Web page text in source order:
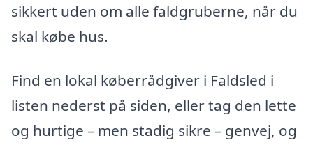
sikkert uden om alle faldgruberne, når du
skal købe hus.
Find en lokal køberrådgiver i Faldsled i
listen nederst på siden, eller tag den lette
og hurtige – men stadig sikre – genvej, og